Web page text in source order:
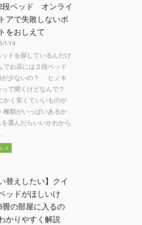
段ベッド オンライ
アで失敗しないポ
をおしえて
1/14
ッドを探しているんだけ
でお店には２段ベッド
が少ないの？ ヒノキ
て聞くけどなんで？
く安くていいものが
種類がいっぱいあるか
を選んだらいいかわから
ス
替えしたい】クイ
ッドがほしいけ
の部屋に入るの
かりやすく解説